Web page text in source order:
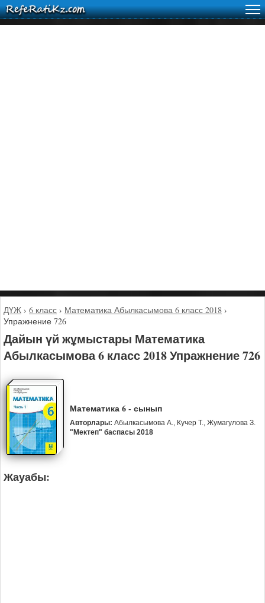
ДҮЖ › 6 класс › Математика Абылкасымова 6 класс 2018 ›
Упражнение 726
Дайын үй жұмыстары Математика
Абылкасымова 6 класс 2018 Упражнение 726
Математика 6 - сынып
Авторлары: Абылкасымова А., Кучер Т., Жумагулова З.
"Мектеп" баспасы 2018
Жауабы: